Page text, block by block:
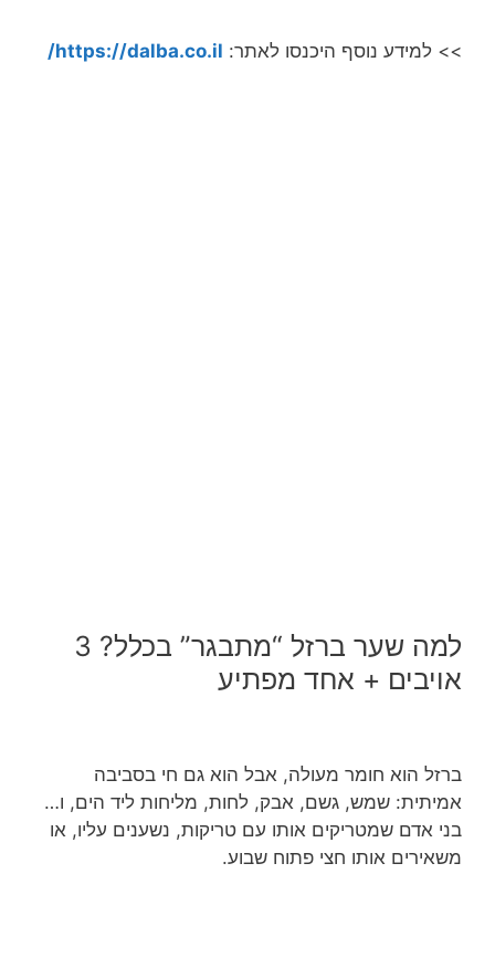
>> למידע נוסף היכנסו לאתר: https://dalba.co.il/
למה שער ברזל “מתבגר” בכלל? 3
אויבים + אחד מפתיע
ברזל הוא חומר מעולה, אבל הוא גם חי בסביבה
אמיתית: שמש, גשם, אבק, לחות, מליחות ליד הים, ו…
בני אדם שמטריקים אותו עם טריקות, נשענים עליו, או
משאירים אותו חצי פתוח שבוע.